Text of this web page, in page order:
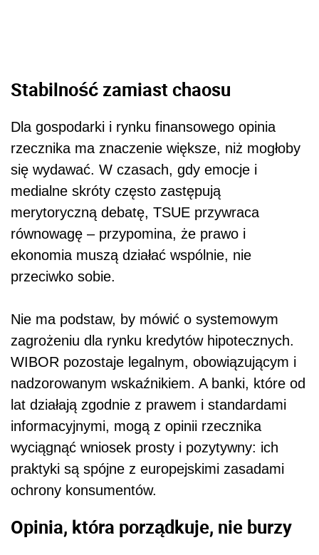
Stabilność zamiast chaosu
Dla gospodarki i rynku finansowego opinia
rzecznika ma znaczenie większe, niż mogłoby
się wydawać. W czasach, gdy emocje i
medialne skróty często zastępują
merytoryczną debatę, TSUE przywraca
równowagę – przypomina, że prawo i
ekonomia muszą działać wspólnie, nie
przeciwko sobie.
Nie ma podstaw, by mówić o systemowym
zagrożeniu dla rynku kredytów hipotecznych.
WIBOR pozostaje legalnym, obowiązującym i
nadzorowanym wskaźnikiem. A banki, które od
lat działają zgodnie z prawem i standardami
informacyjnymi, mogą z opinii rzecznika
wyciągnąć wniosek prosty i pozytywny: ich
praktyki są spójne z europejskimi zasadami
ochrony konsumentów.
Opinia, która porządkuje, nie burzy